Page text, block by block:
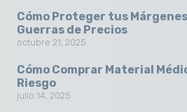
Cómo Proteger tus
Guerras de Precios
octubre 21, 2025
Cómo Comprar Material
Riesgo
julio 14, 2025